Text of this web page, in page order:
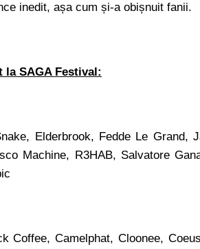
inedit, așa cum și-a obișnuit fanii.
la SAGA Festival:
Elderbrook, Fedde Le Grand,
Machine, R3HAB, Salvatore
Coffee, Camelphat, Cloonee,